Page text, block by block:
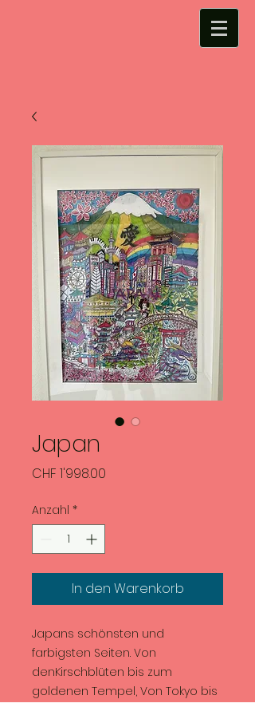
Japan
CHF 1'998.00
Anzahl *
In den Warenkorb
Japans schönsten und
farbigsten Seiten. Von
denKirschblüten bis zum
goldenen Tempel, Von Tokyo bis